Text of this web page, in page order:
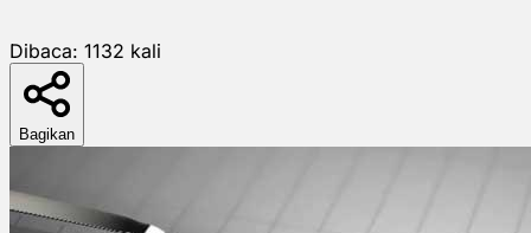
Dibaca: 1132 kali
Bagikan